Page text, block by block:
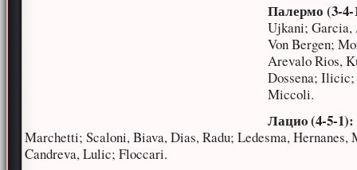
Палермо (3-
Ujkani; Garcia,
Von Bergen;
Arevalo Rios,
Dossena;
Miccoli.
Лациo (4-5-1):
Marchetti; Scaloni, Biava, Dias, Radu; Ledesma, Hernanes,
Candreva, Lulic; Floccari.